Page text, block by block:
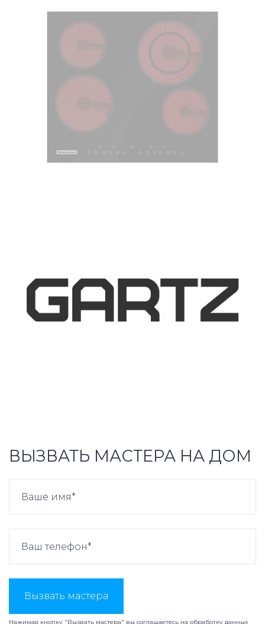
ВЫЗВАТЬ МАСТЕРА НА ДОМ
Вызвать мастера
Нажимая кнопку "Вызвать мастера" вы соглашаетесь на обработку данных